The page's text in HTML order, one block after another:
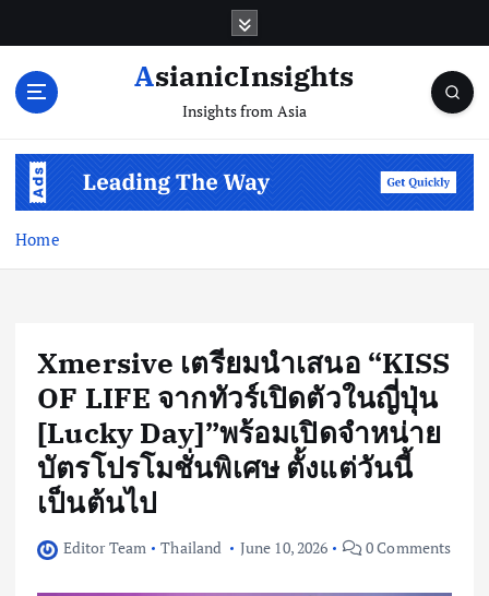
AsianicInsights
Insights from Asia
Home
Xmersive เตรียมนำเสนอ “KISS
OF LIFE จากทัวร์เปิดตัวในญี่ปุ่น
[Lucky Day]”พร้อมเปิดจำหน่าย
บัตรโปรโมชั่นพิเศษ ตั้งแต่วันนี้
เป็นต้นไป
Editor Team Thailand June 10, 2026 0 Comments